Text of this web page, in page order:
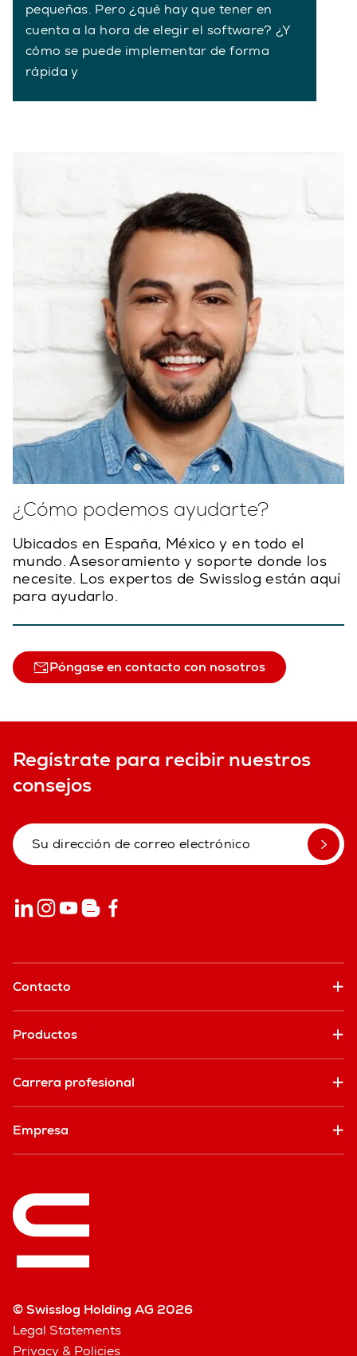
pequeñas. Pero ¿qué hay que tener en
cuenta a la hora de elegir el software? ¿Y
cómo se puede implementar de forma
rápida y
¿Cómo podemos ayudarte?
Ubicados en España, México y en todo el
mundo. Asesoramiento y soporte donde los
necesite. Los expertos de Swisslog están aquí
para ayudarlo.
Póngase en contacto con nosotros
Regístrate para recibir nuestros
consejos
Contacto
Productos
Carrera profesional
Empresa
© Swisslog Holding AG 2026
Legal Statements
Privacy & Policies